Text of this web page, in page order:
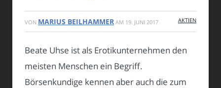
VON MARIUS BEILHAMMER AM 19. JUNI 2017 AKTIEN
Beate Uhse ist als Erotikunternehmen den
meisten Menschen ein Begriff.
Börsenkundige kennen aber auch die zum